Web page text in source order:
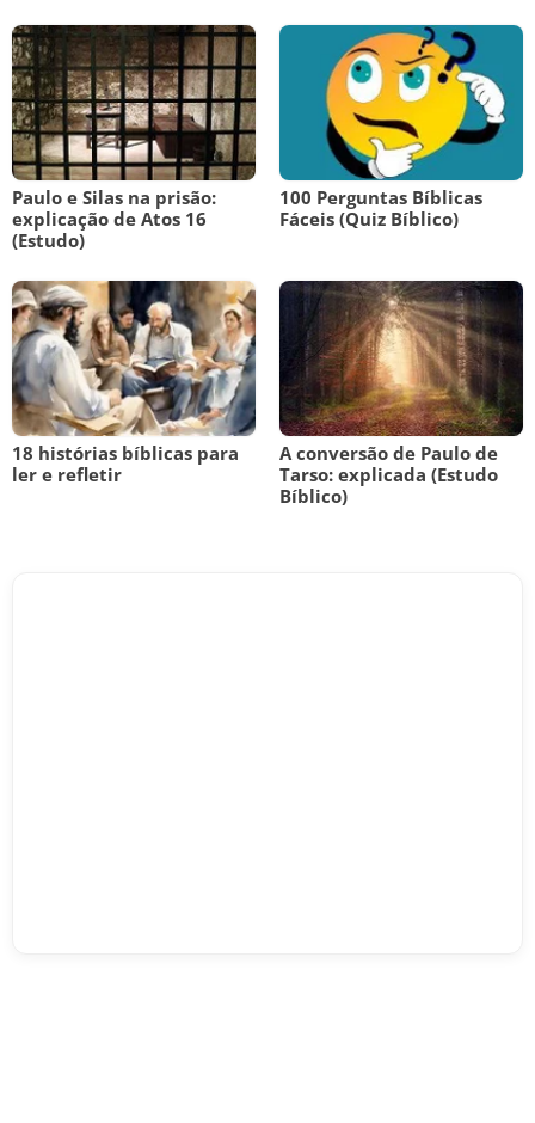
Paulo e Silas na prisão:
explicação de Atos 16
(Estudo)
100 Perguntas Bíblicas
Fáceis (Quiz Bíblico)
18 histórias bíblicas para
ler e refletir
A conversão de Paulo de
Tarso: explicada (Estudo
Bíblico)